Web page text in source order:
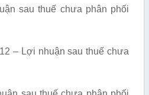
sau thuế chưa phân phối
nhuận sau thuế chưa